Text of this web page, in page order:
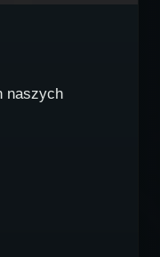
naszych